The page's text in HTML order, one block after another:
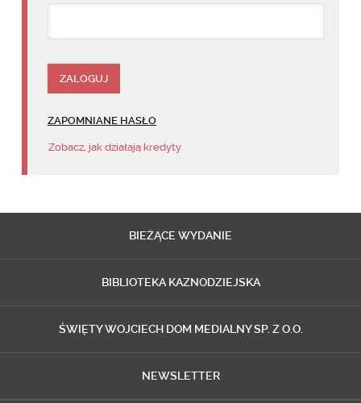
ZAPOMNIANE HASŁO
Zobacz, jak działają kredyty
BIEŻĄCE WYDANIE
BIBLIOTEKA KAZNODZIEJSKA
ŚWIĘTY WOJCIECH DOM MEDIALNY SP. Z O.O.
NEWSLETTER